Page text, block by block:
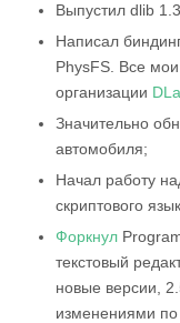
Выпустил dlib
Написал
PhysFS. Все
организации
Значительно
автомобиля;
Начал работу
скриптового
Форкнул
текстовый
новые версии,
изменениями